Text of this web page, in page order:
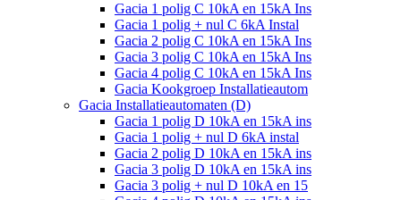
Gacia 1 polig C 10kA en 15kA Ins
Gacia 1 polig + nul C 6kA Instal
Gacia 2 polig C 10kA en 15kA Ins
Gacia 3 polig C 10kA en 15kA Ins
Gacia 4 polig C 10kA en 15kA Ins
Gacia Kookgroep Installatieautom
Gacia Installatieautomaten (D)
Gacia 1 polig D 10kA en 15kA ins
Gacia 1 polig + nul D 6kA instal
Gacia 2 polig D 10kA en 15kA ins
Gacia 3 polig D 10kA en 15kA ins
Gacia 3 polig + nul D 10kA en 15